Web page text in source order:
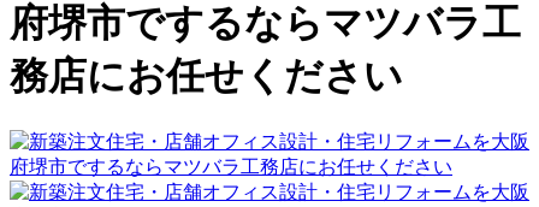
府堺市でするならマツバラ工
務店にお任せください